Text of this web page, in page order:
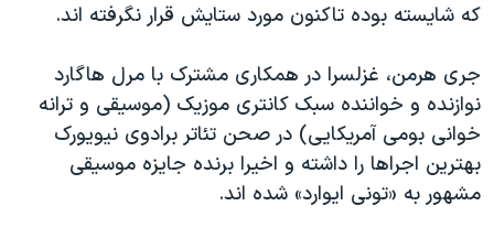
که شایسته بوده تاکنون مورد ستایش قرار نگرفته اند.
جری هرمن، غزلسرا در همکاری مشترک با مرل هاگارد
نوازنده و خواننده سبک کانتری موزیک (موسیقی و ترانه
خوانی بومی آمریکایی) در صحن تئاتر برادوی نیویورک
بهترین اجراها را داشته و اخیرا برنده جایزه موسیقی
مشهور به «تونی ایوارد» شده اند.